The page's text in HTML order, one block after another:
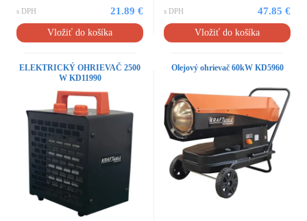
s DPH 21.89 €
Vložiť do košíka
s DPH 47.85 €
Vložiť do košíka
ELEKTRICKÝ OHRIEVAČ 2500
W KD11990
Olejový ohrievač 60kW KD5960